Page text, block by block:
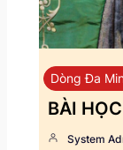
Dòng Đa
BÀI
System